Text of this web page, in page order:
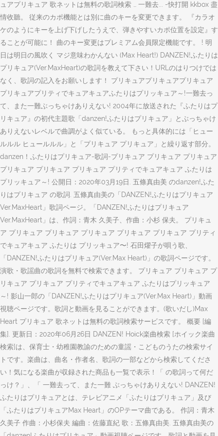
ュアプリキュア 歌ネットは無料の歌詞検索 … 一難去... -快打開 kkbox 盡
情收聽。 従来のカポ機能とは別に曲のキーを変更できます。 『カラオ
ケのようにキーを上げ下げしたうえで、弾きやすいカポ位置を設定』す
ることが可能に！ 曲のキー変更はプレミアム会員限定機能です。 ! 明
日は明日の風吹く マジ意味わかんない (Max Heart!) DANZEN!ふたりは
プリキュア(Ver.MaxHeart)の歌詞を教えて下さい！URLのはりつけでは
なく、歌詞の記入をお願いします！ プリキュアプリキュアプリキュア
プリキュアプリティでキュアキュアふたりはプリッキュア～!一難去っ
て、また一難ぶっちゃけありえない! 2004年に放送された『ふたりはプ
リキュア』の初代主題歌「danzen!ふたりはプリキュア」とぶっちゃけ
ありえないレベルで曲調がよく似ている。 もっと具体的には「ヒュー
ルルル ヒュールルル」と「プリキュア プリキュア」と繰り返す部分。
danzen！ふたりはプリキュア-歌詞-プリキュア プリキュア プリキュア
プリキュア プリキュア プリキュア プリティでキュアキュア ふたりは
プリッキュア～! 公開日：2020年03月19日. 五條真由美 のdanzen!ふた
りはプリキュア の歌詞. 五條真由美の「DANZEN!ふたりはプリキュア
Ver.MaxHeart」歌詞ページ。「DANZEN!ふたりはプリキュア
Ver.MaxHeart」は、作詞：青木 久美子、作曲：小杉 保夫。 プリキュ
ア プリキュア プリキュア プリキュア プリキュア プリキュア プリティ
でキュアキュア ふたりは プリッキュア〜! 石田燿子が唄う歌、
「DANZEN!ふたりはプリキュア(Ver.Max Heart)」の歌詞ページです。
演歌・歌謡曲の歌詞を無料で検索できます。 プリキュア プリキュア プ
リキュア プリキュア プリティでキュアキュア ふたりはプリッキュア
～! 影山一郎の「DANZEN!ふたりはプリキュア(Ver.Max Heart)」動画
視聴ページです。歌詞と動画を見ることができます。(歌いだし)Max
Heart プリキュア 歌ネットは無料の歌詞検索サービスです。 概要 [編
集]. 更新日：2020年06月26日 DANZEN! Hoick楽曲検索 [ホイック楽曲
検索]は、保育士・幼稚園教諭のための童謡・こどものうたの検索サイ
トです。楽曲は、曲名・作者名、歌詞の一部などから検索してくださ
い！気になる楽曲が収録された商品も一覧で表示！「 の歌詞って何だ
っけ？」、「 一難去って、また一難 ぶっちゃけありえない! DANZEN!
ふたりはプリキュアとは、テレビアニメ「ふたりはプリキュア」及び
「ふたりはプリキュアMax Heart」のOPテーマ曲である。 作詞：青木
久美子 作曲：小杉保夫 編曲：佐藤直紀 歌：五條真由美. 五條真由美の